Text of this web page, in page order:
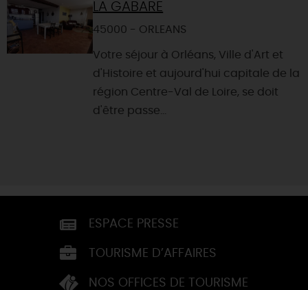
LA GABARE
45000 - ORLEANS
Votre séjour à Orléans, Ville d'Art et
d'Histoire et aujourd'hui capitale de la
région Centre-Val de Loire, se doit
d'être passe...
ESPACE PRESSE
TOURISME D’AFFAIRES
NOS OFFICES DE TOURISME